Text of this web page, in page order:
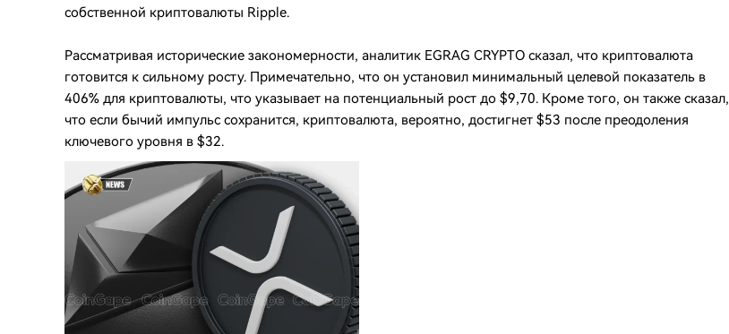
собственной криптовалюты Ripple.
Рассматривая исторические закономерности, аналитик EGRAG CRYPTO сказал, что криптовалюта
готовится к сильному росту. Примечательно, что он установил минимальный целевой показатель в
406% для криптовалюты, что указывает на потенциальный рост до $9,70. Кроме того, он также сказал,
что если бычий импульс сохранится, криптовалюта, вероятно, достигнет $53 после преодоления
ключевого уровня в $32.